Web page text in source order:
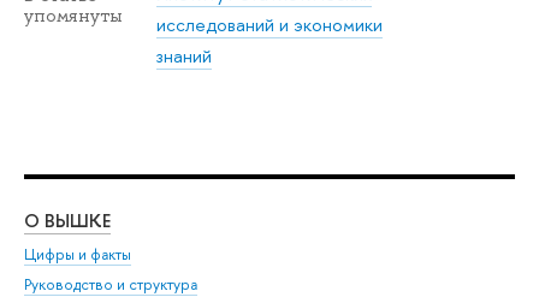
упомянуты
исследований и экономики
знаний
О ВЫШКЕ
Цифры и факты
Руководство и структура